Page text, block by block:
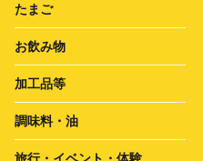
たまご
お飲み物
加工品等
調味料・油